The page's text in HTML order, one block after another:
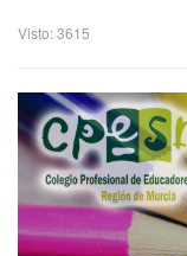
Visto: 3615